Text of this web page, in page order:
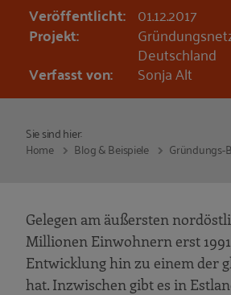
Veröffentlicht: 01.12.2017
Projekt:
Deutschland
Verfasst von: Sonja Alt
Sie sind hier:
Home
Blog & Beispiele Gründungs-
Gelegen am äußersten
Millionen Einwohnern erst
Entwicklung hin zu einem der
hat. Inzwischen gibt es in